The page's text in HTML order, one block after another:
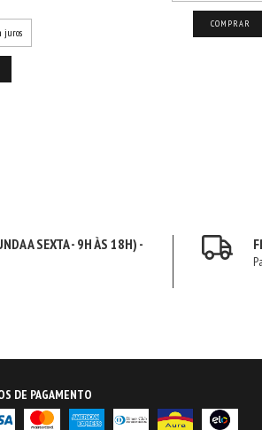
juros
COMPRAR
A SEXTA - 9H ÀS 18H) -
DE PAGAMENTO